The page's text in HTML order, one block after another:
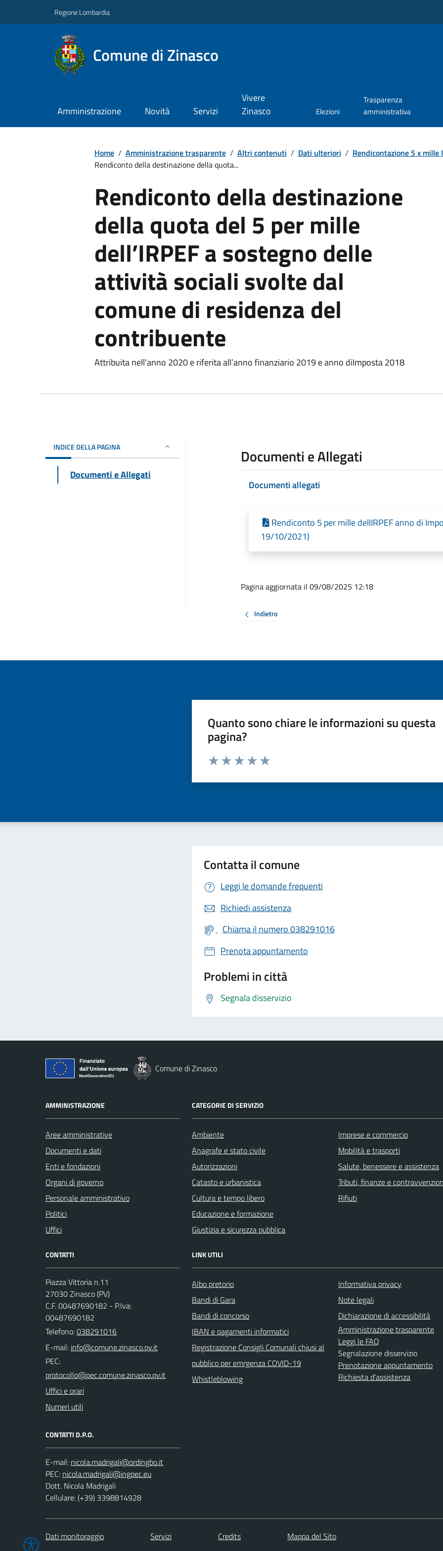
Regione Lombardia
Comune di Zinasco
Amministrazione Novità Servizi
Vivere
Zinasco
Elezioni
Trasparenza
amministrativa
Home / Amministrazione trasparente / Altri contenuti / Dati ulteriori / Rendicontazione 5 x mille
Rendiconto della destinazione della quota...
Rendiconto della destinazione
della quota del 5 per mille
dell’IRPEF a sostegno delle
attività sociali svolte dal
comune di residenza del
contribuente
Attribuita nell’anno 2020 e riferita all’anno finanziario 2019 e anno diImposta 2018
INDICE DELLA PAGINA
Documenti e Allegati
Documenti e Allegati
Documenti allegati
Rendiconto 5 per mille dellIRPEF anno di
19/10/2021)
Pagina aggiornata il 09/08/2025 12:18
Indietro
Quanto sono chiare le informazioni su questa
pagina?
Valuta da 1 a 5 stelle la pagina
Contatta il comune
Leggi le domande frequenti
Richiedi assistenza
Chiama il numero 038291016
Prenota appuntamento
Problemi in città
Segnala disservizio
Comune di Zinasco
AMMINISTRAZIONE
Aree amministrative
Documenti e dati
Enti e fondazioni
Organi di governo
Personale amministrativo
Politici
Uffici
CATEGORIE DI SERVIZIO
Ambiente
Anagrafe e stato civile
Autorizzazioni
Catasto e urbanistica
Cultura e tempo libero
Educazione e formazione
Giustizia e sicurezza pubblica
Imprese e commercio
Mobilità e trasporti
Salute, benessere e assistenza
Tributi, finanze e
Rifiuti
CONTATTI
Piazza Vittoria n.11
27030 Zinasco (PV)
C.F. 00487690182 - P.Iva:
00487690182
Telefono:038291016
E-mail:
PEC:
Uffici e orari
Numeri utili
CONTATTI D.P.O.
E-mail:
PEC:
Dott. Nicola Madrigali
Cellulare: (+39) 3398814928
LINK UTILI
Albo pretorio
Bandi di Gara
Bandi di concorso
IBAN e pagamenti informatici
Registrazione Consigli Comunali chiusi al
pubblico per emrgenza COVID-19
Whistleblowing
Informativa privacy
Note legali
Dichiarazione di accessibilità
Amministrazione trasparente
Leggi le FAQ
Segnalazione disservizio
Prenotazione appuntamento
Richiesta d'assistenza
Dati monitoraggio Servizi Credits Mappa del Sito